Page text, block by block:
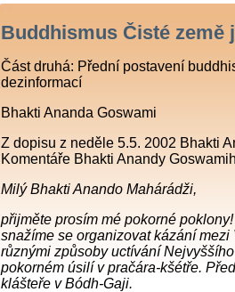
Buddhismus Čisté země
Část druhá: Přední postavení
dezinformací
Bhakti Ananda Goswami
Z dopisu z neděle 5.5. 2002 Bhakti
Komentáře Bhakti Anandy
Milý Bhakti Anando Mahárádži,
přijměte prosím mé pokorné
snažíme se organizovat kázání
různými způsoby uctívání
pokorném úsilí v pračára-kšétře.
klášteře v Bódh-Gaji.